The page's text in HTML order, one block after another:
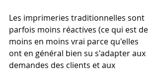
Les imprimeries traditionnelles sont
parfois moins réactives (ce qui est de
moins en moins vrai parce qu'elles
ont en général bien su s'adapter aux
demandes des clients et aux